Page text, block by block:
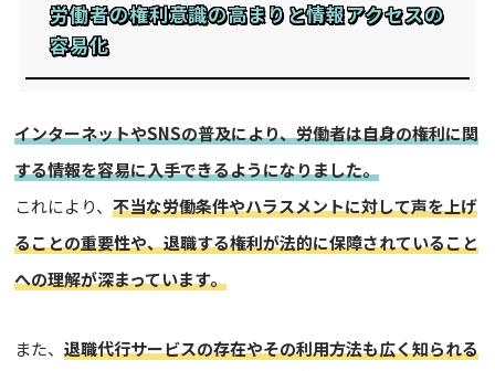
労働者の権利意識の高まりと情報アクセスの
容易化
インターネットやSNSの普及により、労働者は自身の権利に関
する情報を容易に入手できるようになりました。
これにより、不当な労働条件やハラスメントに対して声を上げ
ることの重要性や、退職する権利が法的に保障されていること
への理解が深まっています。
また、退職代行サービスの存在やその利用方法も広く知られる